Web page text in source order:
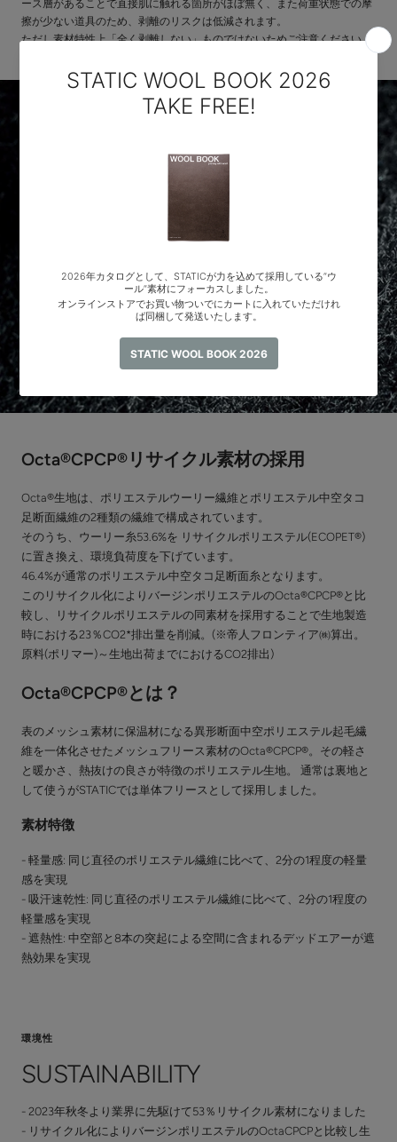
ース層があることで直接肌に触れる箇所がほぼ無く、また荷重状態での摩
擦が少ない道具のため、剥離のリスクは低減されます。
ただし素材特性上「全く剥離しない」ものではないためご注意ください。
Octa®CPCP®リサイクル素材の採用
Octa®生地は、ポリエステルウーリー繊維とポリエステル中空タコ
足断面繊維の2種類の繊維で構成されています。
そのうち、ウーリー糸53.6%を リサイクルポリエステル(ECOPET®)
に置き換え、環境負荷度を下げています。
46.4%が通常のポリエステル中空タコ足断面糸となります。
このリサイクル化によりバージンポリエステルのOcta®CPCP®と比
較し、リサイクルポリエステルの同素材を採用することで生地製造
時における23％CO2*排出量を削減。(※帝人フロンティア㈱算出。
原料(ポリマー)～生地出荷までにおけるCO2排出)
Octa®CPCP®とは？
表のメッシュ素材に保温材になる異形断面中空ポリエステル起毛繊
維を一体化させたメッシュフリース素材のOcta®CPCP®。その軽さ
と暖かさ、熱抜けの良さが特徴のポリエステル生地。 通常は裏地と
して使うがSTATICでは単体フリースとして採用しました。
素材特徴
- 軽量感: 同じ直径のポリエステル繊維に比べて、2分の1程度の軽量
感を実現
- 吸汗速乾性: 同じ直径のポリエステル繊維に比べて、2分の1程度の
軽量感を実現
- 遮熱性: 中空部と8本の突起による空間に含まれるデッドエアーが遮
熱効果を実現
環境性
SUSTAINABILITY
- 2023年秋冬より業界に先駆けて53％リサイクル素材になりました
- リサイクル化によりバージンポリエステルのOctaCPCPと比較し生